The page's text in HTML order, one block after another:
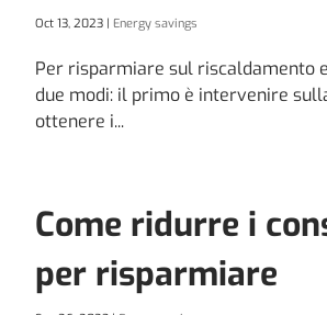
Oct 13, 2023 | Energy savings
Per risparmiare sul riscaldamento
due modi: il primo è intervenire
ottenere i...
Come ridurre i
per risparmiare